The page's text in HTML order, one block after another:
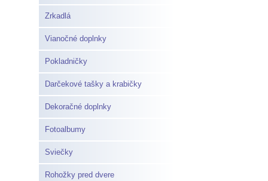
Zrkadlá
Vianočné doplnky
Pokladničky
Darčekové tašky a krabičky
Dekoračné doplnky
Fotoalbumy
Sviečky
Rohožky pred dvere